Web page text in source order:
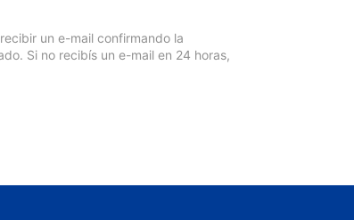
un e-mail confirmando la
Si no recibís un e-mail en 24 horas,